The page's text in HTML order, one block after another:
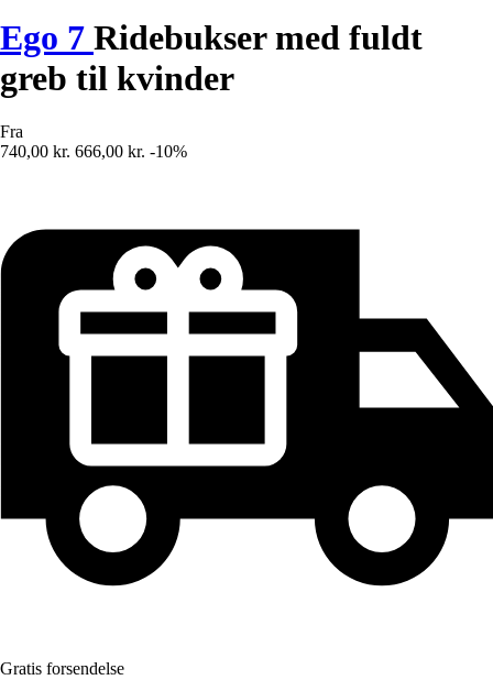
Ego 7 Ridebukser med fuldt
greb til kvinder
Fra
740,00 kr. 666,00 kr. -10%
Gratis forsendelse